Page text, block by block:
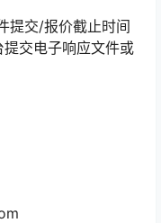
提交/报价截止时间
交电子响应文件或